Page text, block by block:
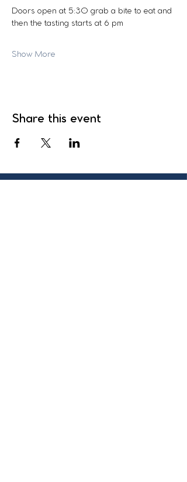
Doors open at 5:30 grab a bite to eat and
then the tasting starts at 6 pm
Show More
Share this event